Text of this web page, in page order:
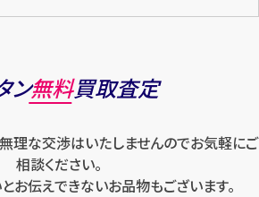
ン無料買取査定
理な交渉はいたしませんのでお気軽にご
相談ください。
お伝えできないお品物もございます。